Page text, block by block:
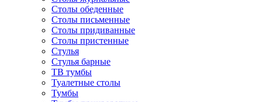
Столы обеденные
Столы письменные
Столы придиванные
Столы пристенные
Стулья
Стулья барные
ТВ тумбы
Туалетные столы
Тумбы